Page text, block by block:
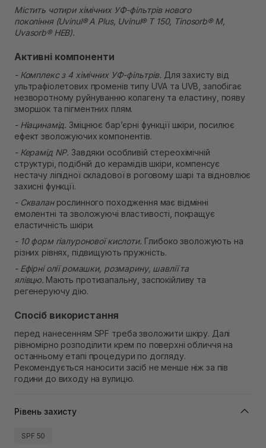
Містить чотири хімічних УФ-фільтрів нового
покоління (Uvinul® A Plus, Uvinul® T 150, Tinosorb® M,
Uvasorb® HEB).
Активні компоненти
- Комплекс з 4 хімічних УФ-фільтрів. Для захисту від
ультрафіолетових променів типу UVA та UVB, запобігає
незворотному руйнуванню колагену та еластину, появу
зморшок та пігментних плям.
- Ніацинамід. Зміцнює бар’єрні функції шкіри, посилює
ефект зволожуючих компонентів.
- Керамід NP. Завдяки особливій стереохімічній
структурі, подібній до керамідів шкіри, компенсує
нестачу ліпідної складової в роговому шарі та відновлює
захисні функції.
- Сквалан рослинного походження має відмінні
емолентні та зволожуючі властивості, покращує
еластичність шкіри.
- 10 форм гіалуронової кислоти. Глибоко зволожують на
різних рівнях, підвищують пружність.
- Ефірні олії ромашки, розмарину, шавлії та
ялівцю. Мають протизапальну, заспокійливу та
регенеруючу дію.
Спосіб використання
перед нанесенням SPF треба зволожити шкіру. Далі
рівномірно розподілити крем по поверхні обличчя на
останньому етапі процедури по догляду.
Рекомендується наносити засіб не менше ніж за пів
години до виходу на вулицю.
Рівень захисту
SPF 50